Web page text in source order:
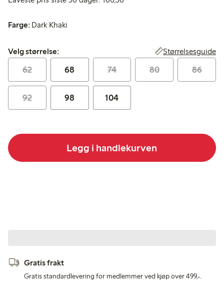
Farge: Dark Khaki
Velg størrelse:
Velg størrelse: Størrelsesguide
62 68 74 80 86
92 98 104
Legg i handlekurven
Gratis frakt
Gratis standardlevering for medlemmer ved kjøp over 499,-.